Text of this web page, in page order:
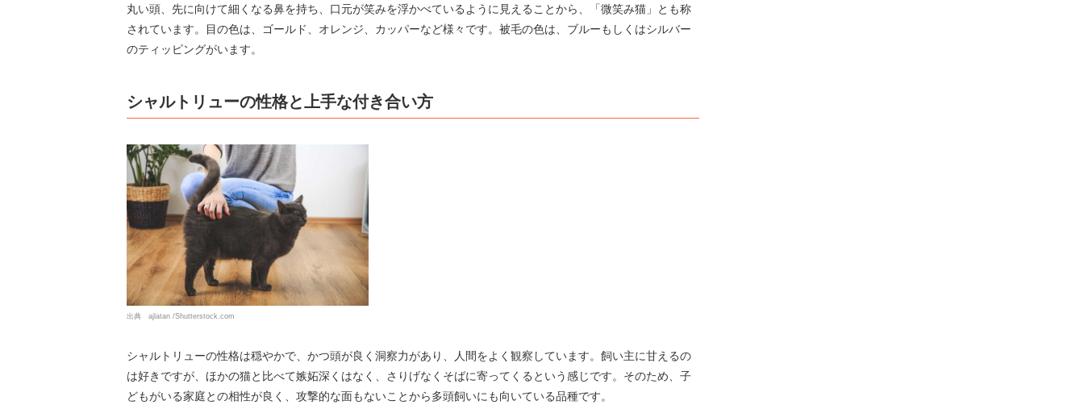
丸い頭、先に向けて細くなる鼻を持ち、口元が笑みを浮かべているように見えることから、「微笑み猫」とも称
されています。目の色は、ゴールド、オレンジ、カッパーなど様々です。被毛の色は、ブルーもしくはシルバー
のティッピングがいます。
シャルトリューの性格と上手な付き合い方
出典 ajlatan /Shutterstock.com
シャルトリューの性格は穏やかで、かつ頭が良く洞察力があり、人間をよく観察しています。飼い主に甘えるの
は好きですが、ほかの猫と比べて嫉妬深くはなく、さりげなくそばに寄ってくるという感じです。そのため、子
どもがいる家庭との相性が良く、攻撃的な面もないことから多頭飼いにも向いている品種です。